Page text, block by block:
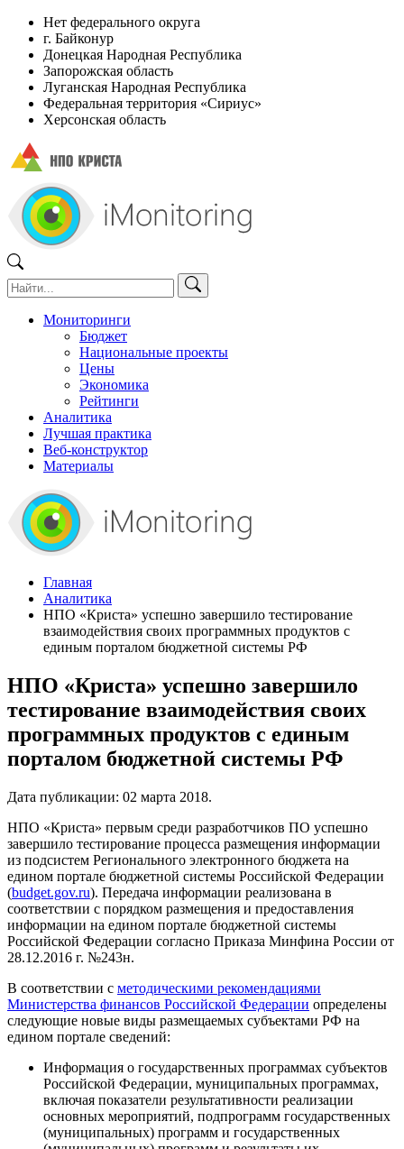
Нет федерального округа
г. Байконур
Донецкая Народная Республика
Запорожская область
Луганская Народная Республика
Федеральная территория «Сириус»
Херсонская область
Мониторинги
Бюджет
Национальные проекты
Цены
Экономика
Рейтинги
Аналитика
Лучшая практика
Веб-конструктор
Материалы
Главная
Аналитика
НПО «Криста» успешно завершило тестирование
взаимодействия своих программных продуктов с
единым порталом бюджетной системы РФ
НПО «Криста» успешно завершило
тестирование взаимодействия своих
программных продуктов с единым
порталом бюджетной системы РФ
Дата публикации: 02 марта 2018.
НПО «Криста» первым среди разработчиков ПО успешно
завершило тестирование процесса размещения информации
из подсистем Регионального электронного бюджета на
едином портале бюджетной системы Российской Федерации
(budget.gov.ru). Передача информации реализована в
соответствии с порядком размещения и предоставления
информации на едином портале бюджетной системы
Российской Федерации согласно Приказа Минфина России от
28.12.2016 г. №243н.
В соответствии с методическими рекомендациями
Министерства финансов Российской Федерации определены
следующие новые виды размещаемых субъектами РФ на
едином портале сведений:
Информация о государственных программах субъектов
Российской Федерации, муниципальных программах,
включая показатели результативности реализации
основных мероприятий, подпрограмм государственных
(муниципальных) программ и государственных